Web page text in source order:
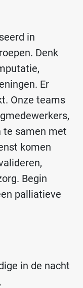
in
Denk
Er
Onze teams
te samen met
komen
Begin
palliatieve
in de nacht